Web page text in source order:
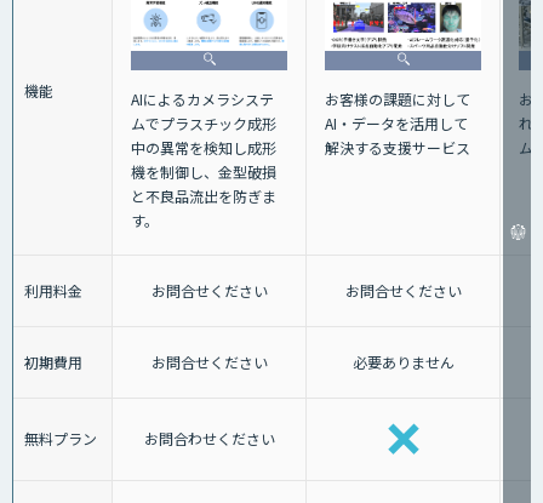
機能
AIによるカメラシステ
ムでプラスチック成形
中の異常を検知し成形
機を制御し、金型破損
と不良品流出を防ぎま
す。
お客様の課題に対して
AI・データを活用して
解決する支援サービス
お
れ
ム
利用料金 お問合せください お問合せください
初期費用 お問合せください 必要ありません
無料プラン お問合わせください